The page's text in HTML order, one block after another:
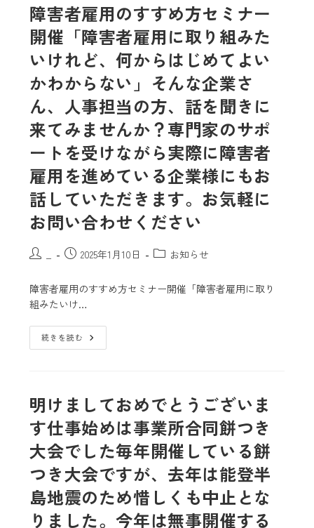
障害者雇用のすすめ方セミナー
開催「障害者雇用に取り組みた
いけれど、何からはじめてよい
かわからない」そんな企業さ
ん、人事担当の方、話を聞きに
来てみませんか？専門家のサポ
ートを受けながら実際に障害者
雇用を進めている企業様にもお
話していただきます。お気軽に
お問い合わせください️
2025年1月10日 お知らせ
障害者雇用のすすめ方セミナー開催「障害者雇用に取り
組みたいけ…
続きを読む
明けましておめでとうございま
す仕事始めは事業所合同餅つき
大会でした毎年開催している餅
つき大会ですが、去年は能登半
島地震のため惜しくも中止とな
りました。今年は無事開催する